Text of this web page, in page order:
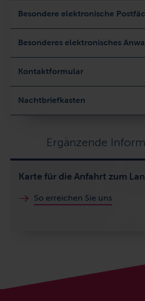
Besondere elektronische
Besonderes elektronisches
Kontaktformular
Nachtbriefkasten
Ergänzende
Karte für die Anfahrt zum
So erreichen Sie uns